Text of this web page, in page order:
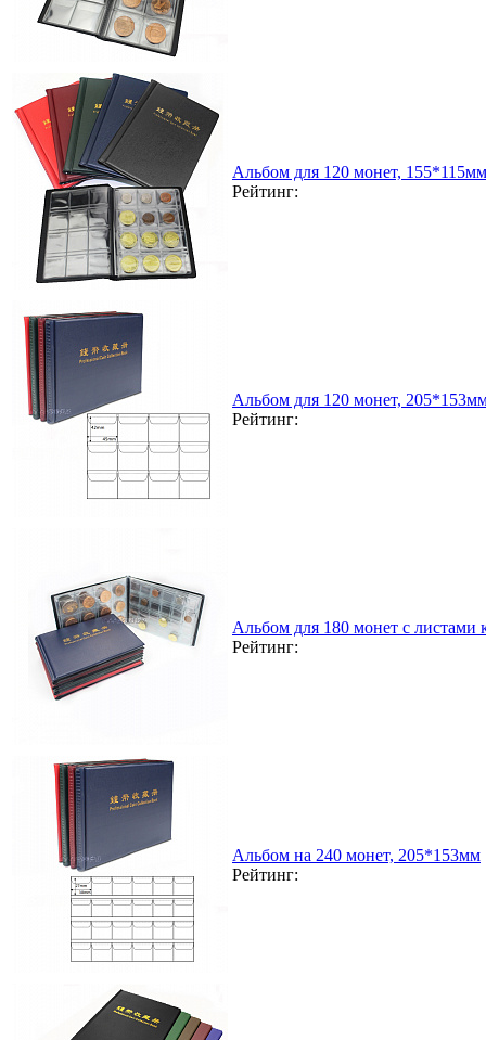
Альбом для 120 монет, 155*115мм
Рейтинг:
Альбом для 120 монет,
Рейтинг:
Альбом для 180 монет с
Рейтинг:
Альбом на 240 монет, 205*153мм
Рейтинг: